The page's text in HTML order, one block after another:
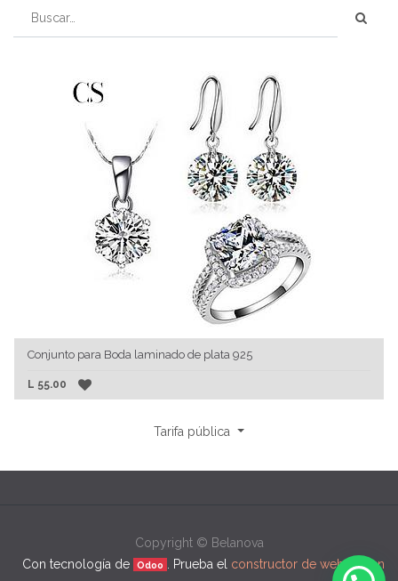
Conjunto para Boda laminado de plata 925
L 55.00
Tarifa pública
Copyright © Belanova
Con tecnología de
Odoo . Prueba el constructor de webs open